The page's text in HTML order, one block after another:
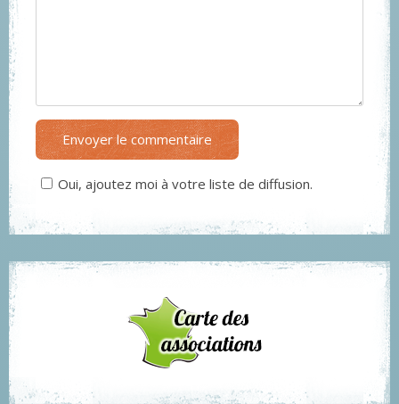
Envoyer le commentaire
Oui, ajoutez moi à votre liste de diffusion.